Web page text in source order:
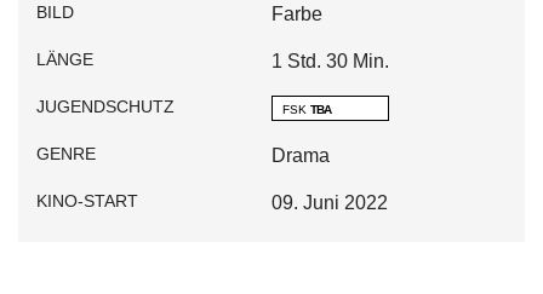
BILD Farbe
LÄNGE 1 Std. 30 Min.
JUGENDSCHUTZ FSK TBA
GENRE Drama
KINO-START 09. Juni 2022